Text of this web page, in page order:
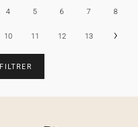
4 5 6 7 8
10 11 12 13 ›
FILTRER